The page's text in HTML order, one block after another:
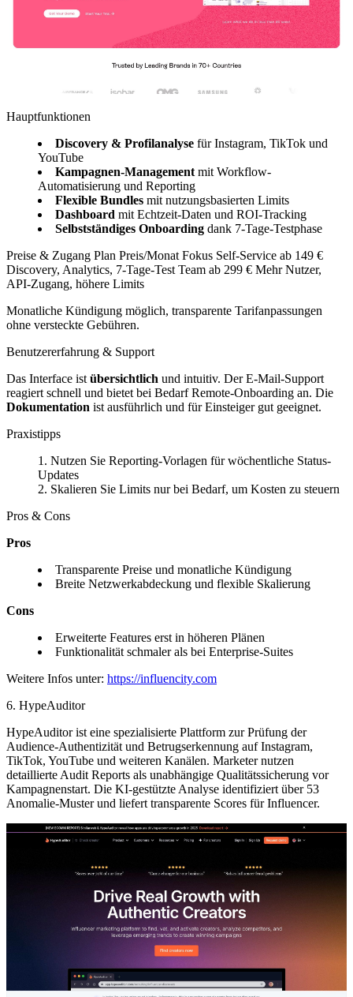
Hauptfunktionen
Discovery & Profilanalyse für Instagram, TikTok und
YouTube
Kampagnen-Management mit Workflow-
Automatisierung und Reporting
Flexible Bundles mit nutzungsbasierten Limits
Dashboard mit Echtzeit-Daten und ROI-Tracking
Selbstständiges Onboarding dank 7-Tage-Testphase
Preise & Zugang Plan Preis/Monat Fokus Self-Service ab 149 €
Discovery, Analytics, 7-Tage-Test Team ab 299 € Mehr Nutzer,
API-Zugang, höhere Limits
Monatliche Kündigung möglich, transparente Tarifanpassungen
ohne versteckte Gebühren.
Benutzererfahrung & Support
Das Interface ist übersichtlich und intuitiv. Der E-Mail-Support
reagiert schnell und bietet bei Bedarf Remote-Onboarding an. Die
Dokumentation ist ausführlich und für Einsteiger gut geeignet.
Praxistipps
Nutzen Sie Reporting-Vorlagen für wöchentliche Status-
Updates
Skalieren Sie Limits nur bei Bedarf, um Kosten zu steuern
Pros & Cons
Pros
Transparente Preise und monatliche Kündigung
Breite Netzwerkabdeckung und flexible Skalierung
Cons
Erweiterte Features erst in höheren Plänen
Funktionalität schmaler als bei Enterprise-Suites
Weitere Infos unter: https://influencity.com
6. HypeAuditor
HypeAuditor ist eine spezialisierte Plattform zur Prüfung der
Audience-Authentizität und Betrugserkennung auf Instagram,
TikTok, YouTube und weiteren Kanälen. Marketer nutzen
detaillierte Audit Reports als unabhängige Qualitätssicherung vor
Kampagnenstart. Die KI-gestützte Analyse identifiziert über 53
Anomalie-Muster und liefert transparente Scores für Influencer.